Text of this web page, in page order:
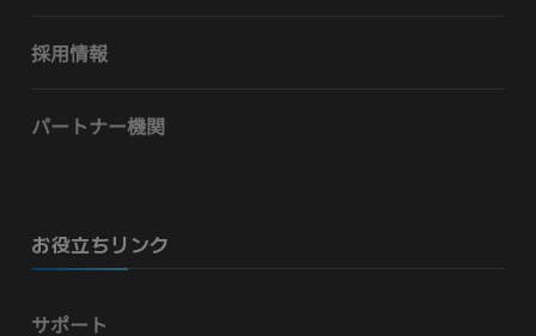
採用情報
パートナー機関
お役立ちリンク
サポート